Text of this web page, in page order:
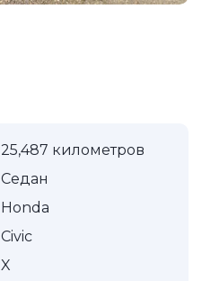
25,487 километров
Седан
Honda
Civic
X